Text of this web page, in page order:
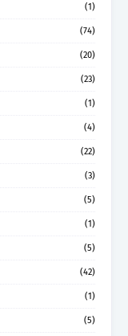
(1)
(74)
(20)
(23)
(1)
(4)
(22)
(3)
(5)
(1)
(5)
(42)
(1)
(5)